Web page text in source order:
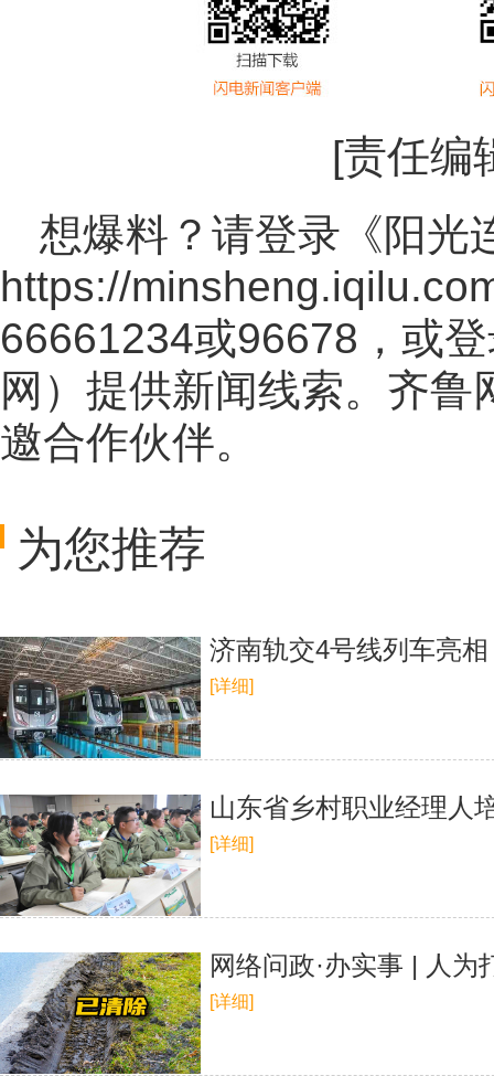
[责任编
想爆料？请登录《阳光
https://
66661234或96678，或
网 ）提供新闻线索。齐鲁
邀合作伙伴。
为您推荐
济南轨交4号线列车亮
[详细]
山东省乡村职业经理人
[详细]
网络问政·办实事 | 人
[详细]